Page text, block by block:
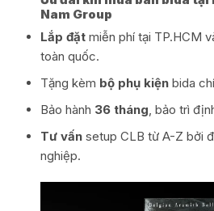
Nam Group
Lắp đặt miễn phí tại TP.HCM
toàn quốc.
Tặng kèm bộ phụ kiệnbida
Bảo hành 36 tháng, bảo trì
Tư vấnsetup CLB từ A-Z bởi
nghiệp.